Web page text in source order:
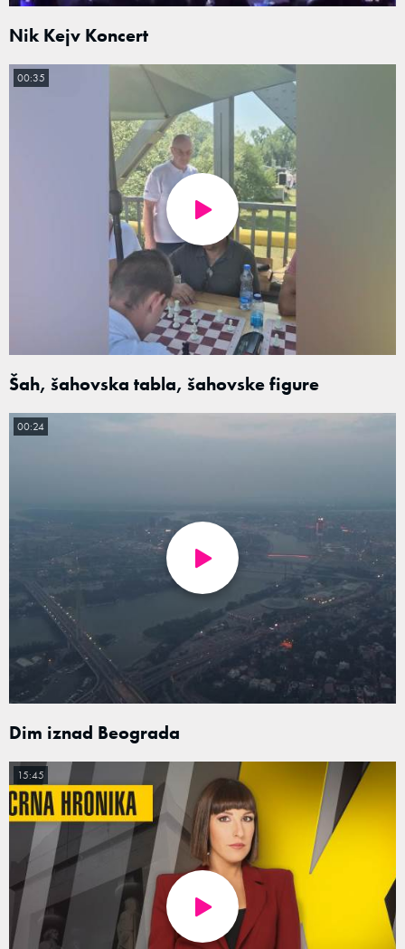
Nik Kejv Koncert
Šah, šahovska tabla, šahovske figure
00:35
Dim iznad Beograda
00:24
15:45